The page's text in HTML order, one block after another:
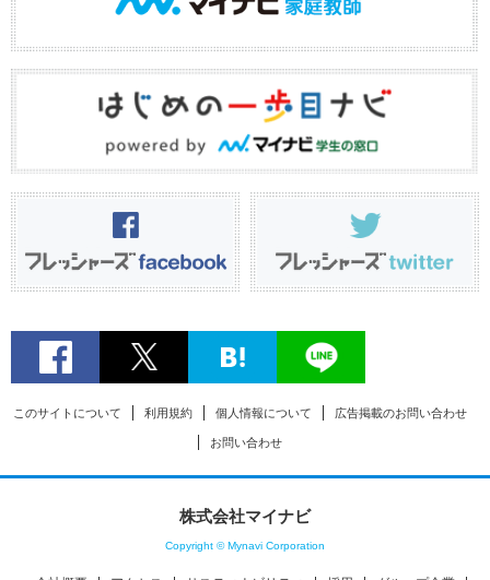
このサイトについて 利用規約 個人情報について 広告掲載のお問い合わせ
お問い合わせ
株式会社マイナビ
Copyright © Mynavi Corporation